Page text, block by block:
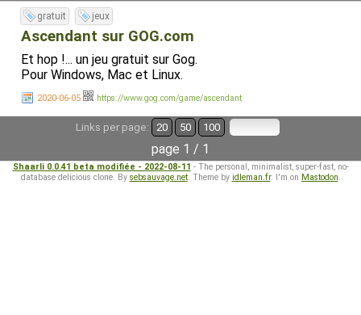
gratuit jeux
Ascendant sur GOG.com
Et hop !... un jeu gratuit sur Gog.
Pour Windows, Mac et Linux.
2020-06-05 https://www.gog.com/game/ascendant
Links per page: 20 50 100
page 1 / 1
Shaarli 0.0.41 beta modifiée - 2022-08-11 - The personal, minimalist, super-fast, no-
database delicious clone. By sebsauvage.net. Theme by idleman.fr. I'm on Mastodon.